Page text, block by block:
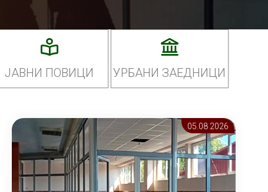
ЈАВНИ ПОВИЦИ УРБАНИ ЗАЕДНИЦИ
05.08 2026